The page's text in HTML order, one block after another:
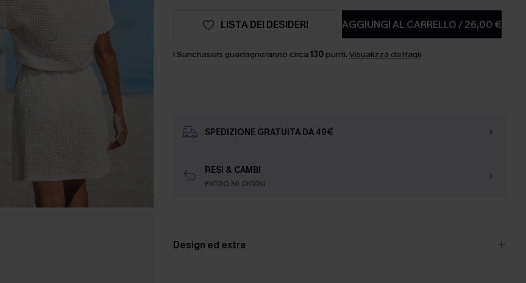
AGGIUNGI AL CARRELLO/26,00 €
LISTA DEI DESIDERI
I Sunchasers guadagneranno circa 130punti. Visualizza dettagli
SPEDIZIONE GRATUITA DA 49€
RESI & CAMBI
ENTRO 30 GIORNI
Design ed extra